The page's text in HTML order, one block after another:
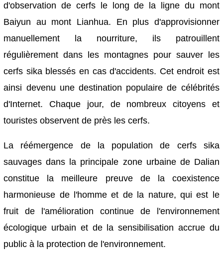
d'observation de cerfs le long de la ligne du mont
Baiyun au mont Lianhua. En plus d'approvisionner
manuellement la nourriture, ils patrouillent
régulièrement dans les montagnes pour sauver les
cerfs sika blessés en cas d'accidents. Cet endroit est
ainsi devenu une destination populaire de célébrités
d'Internet. Chaque jour, de nombreux citoyens et
touristes observent de près les cerfs.
La réémergence de la population de cerfs sika
sauvages dans la principale zone urbaine de Dalian
constitue la meilleure preuve de la coexistence
harmonieuse de l'homme et de la nature, qui est le
fruit de l'amélioration continue de l'environnement
écologique urbain et de la sensibilisation accrue du
public à la protection de l'environnement.